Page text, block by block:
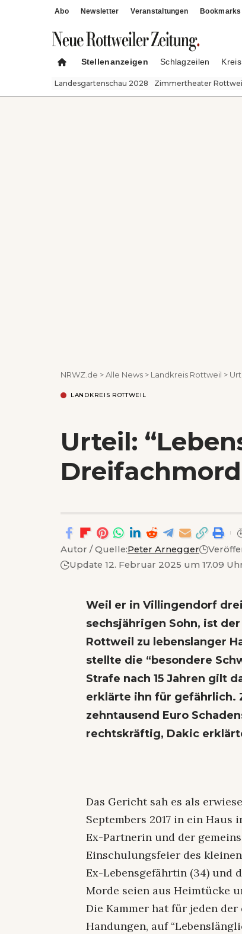
Abo Newsletter Veranstaltungen
Stellenanzeigen Schlagzeilen
Landesgartenschau 2028 Zimmertheater Rottweil
NRWZ.de >Alle News > Landkreis Rottweil >
LANDKREIS ROTTWEIL
Urteil:
Autor / Quelle:Peter Arnegger
Update 12. Februar 2025 um 17.09
Weil er in Villingendorf
sechsjährigen Sohn, ist
Rottweil zu lebenslanger
stellte die “besondere
Strafe nach 15 Jahren gilt
erklärte ihn für gefährlich.
zehntausend Euro
rechtskräftig, Dakic
Das Gericht sah es als
Septembers 2017 in ein
Ex-Partnerin und der
Einschulungsfeier des
Ex-Lebensgefährtin (34) und
Morde seien aus Heimtücke
Die Kammer hat für jeden
Handungen, auf